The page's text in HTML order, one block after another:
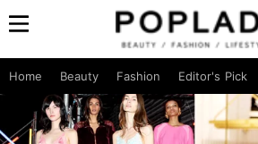
Home Beauty Fashion Editor's Pick